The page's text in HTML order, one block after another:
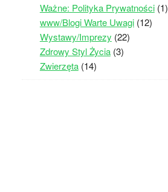
Ważne: Polityka Prywatności(1)
www/Blogi Warte Uwagi(12)
Wystawy/Imprezy (22)
Zdrowy Styl Życia(3)
Zwierzęta(14)